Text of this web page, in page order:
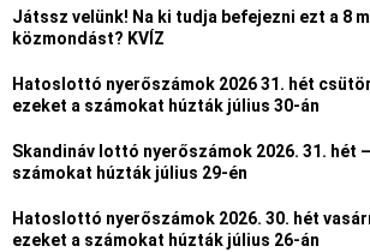
Játssz velünk! Na ki tudja befejezni ezt a 8
közmondást? KVÍZ
Hatoslottó nyerőszámok 2026 31. hét
ezeket a számokat húzták július 30-án
Skandináv lottó nyerőszámok 2026. 31. hét
számokat húzták július 29-én
Hatoslottó nyerőszámok 2026. 30. hét
ezeket a számokat húzták július 26-án